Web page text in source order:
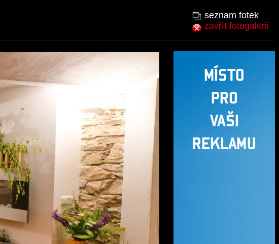
seznam fotek
zavřít fotogalerii